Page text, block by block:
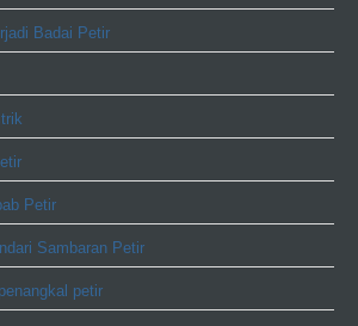
Badai Petir
Petir
Sambaran Petir
petir